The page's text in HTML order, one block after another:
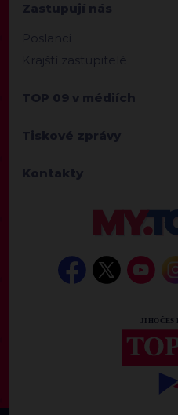
Zastupují nás
Poslanci
Krajští zastupitelé
TOP 09 v médiích
Tiskové zprávy
Kontakty